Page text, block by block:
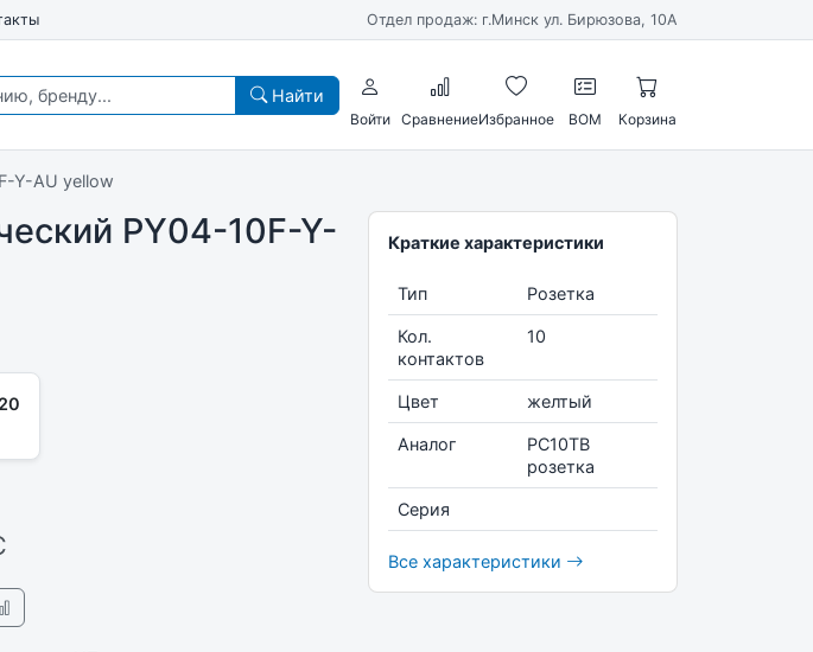
Отдел продаж: г.Минск ул. Бирюзова, 10А
Найти
Войти СравнениеИзбранное BOM Корзина
Y-AU yellow
PY04-10F-Y-
Краткие характеристики
Тип Розетка
Кол.
контактов
10
Цвет желтый
Аналог
РС10ТВ
розетка
Серия
Все характеристики